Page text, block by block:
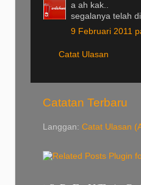
a ah kak..
segalanya telah
9 Februari 2011
Catat Ulasan
Catatan Terbaru
Langgan: Catat Ulasan